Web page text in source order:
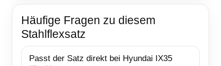
Häufige Fragen zu diesem
Stahlflexsatz
Passt der Satz direkt bei Hyundai IX35